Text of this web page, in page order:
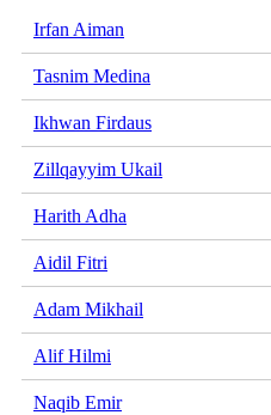
Irfan Aiman
Tasnim Medina
Ikhwan Firdaus
Zillqayyim Ukail
Harith Adha
Aidil Fitri
Adam Mikhail
Alif Hilmi
Naqib Emir